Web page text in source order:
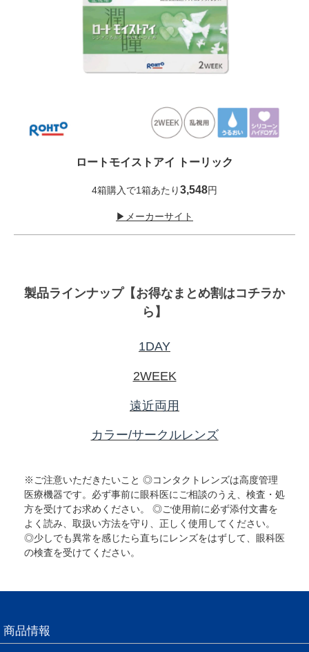
ロートモイストアイ トーリック
4箱購入で1箱あたり3,548円
▶メーカーサイト
製品ラインナップ【お得なまとめ割はコチラか
ら】
1DAY
2WEEK
遠近両用
カラー/サークルレンズ
※ご注意いただきたいこと ◎コンタクトレンズは高度管理
医療機器です。必ず事前に眼科医にご相談のうえ、検査・処
方を受けてお求めください。 ◎ご使用前に必ず添付文書を
よく読み、取扱い方法を守り、正しく使用してください。
◎少しでも異常を感じたら直ちにレンズをはずして、眼科医
の検査を受けてください。
商品情報